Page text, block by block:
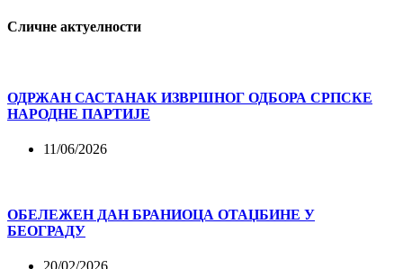
Сличне актуелности
ОДРЖАН САСТАНАК ИЗВРШНОГ ОДБОРА СРПСКЕ
НАРОДНЕ ПАРТИЈЕ
11/06/2026
ОБЕЛЕЖЕН ДАН БРАНИОЦА ОТАЏБИНЕ У
БЕОГРАДУ